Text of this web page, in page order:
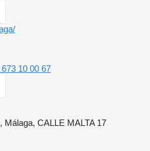
10 00 67
CALLE MALTA 17